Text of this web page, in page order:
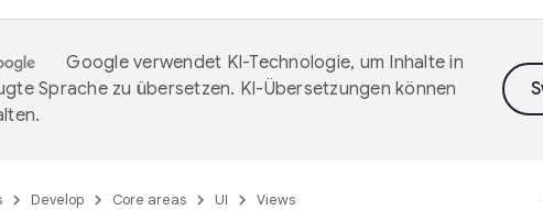
Google verwendet KI-Technologie, um Inhalte in
Sprache zu übersetzen. KI-Übersetzungen können
Develop Core areas UI Views